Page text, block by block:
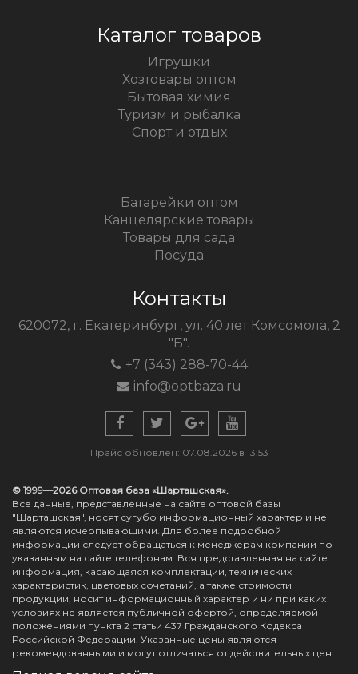
Каталог товаров
Игрушки
Хозтовары оптом
Бытовая химия
Туризм и рыбалка
Спорт и отдых
Батарейки оптом
Канцелярские товары
Товары для сада
Посуда
Контакты
620072, г. Екатеринбург, ул. 40 лет Комсомола, 2
"Б".
+7 (343) 288-70-44
info@optbaza.ru
Прайс обновлен: 07.08.2026 в 13:53
© 1999—2026 Оптовая база «Шарташская».
Все данные, представленные на сайте оптовой базы
"Шарташская", носят сугубо информационный характер и не
являются исчерпывающими. Для более подробной
информации следует обращаться к менеджерам компании по
указанным на сайте телефонам. Вся представленная на сайте
информация, касающаяся комплектации, технических
характеристик, цветовых сочетаний, а также стоимости
продукции, носит информационный характер и ни при каких
условиях не является публичной офертой, определяемой
положениями пункта 2 статьи 437 Гражданского Кодекса
Российской Федерации. Указанные цены являются
рекомендованными и могут отличаться от действительных цен.